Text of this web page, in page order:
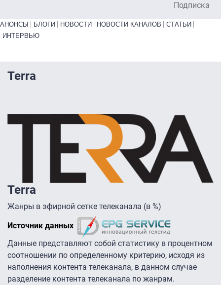
Подписка
Primary links bottom
АНОНСЫ БЛОГИ НОВОСТИ НОВОСТИ КАНАЛОВ
СТАТЬИ
ИНТЕРВЬЮ
Terra
Terra
Жанры в эфирной сетке телеканала (в %)
Источник данных
Данные представляют собой статистику в процентном
соотношении по определенному критерию, исходя из
наполнения контента телеканала, в данном случае
разделение контента телеканала по жанрам.